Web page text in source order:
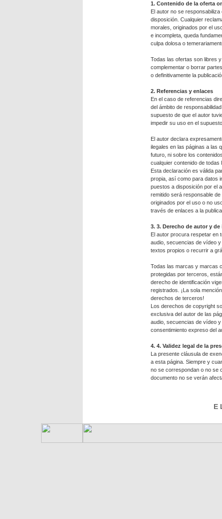
1. Contenido de la oferta
El autor no se
disposición. Cualquier
morales, originados por el
e incompleta, queda
culpa dolosa o
Todas las ofertas son libres
complementar o borrar
o definitivamente la
2. Referencias y enlaces
En el caso de referencias
del ámbito de
supuesto de que el autor
impedir su uso en el
El autor declara
ilegales en las páginas a las
futuro, ni sobre los
cualquier contenido de
Esta declaración es válida
propia, así como para datos
puestos a disposición por el
remitido será responsable
originados por el uso o no
través de enlaces a la
3. 3. Derecho de autor y
El autor procura respetar en
audio, secuencias de vídeo
textos propios o recurrir a
Todas las marcas y marcas
protegidas por terceros,
derecho de identificación
registrados. ¡La sola
derechos de terceros!
Los derechos de copyright
exclusiva del autor de las
audio, secuencias de vídeo
consentimiento expreso del
4. 4. Validez legal de la
La presente cláusula de
a esta página. Siempre y
no se correspondan o no se
documento no se verán
E